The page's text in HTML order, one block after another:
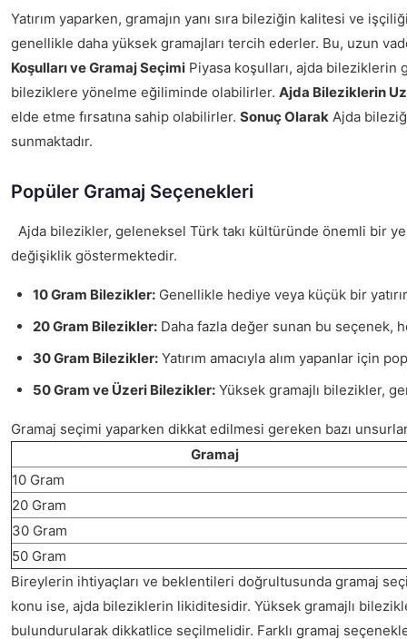
Yatırım yaparken, gramajın yanı sıra bileziğin kalitesi ve
genellikle daha yüksek gramajları tercih ederler. Bu, uzun
Koşulları ve Gramaj Seçimi Piyasa koşulları, ajda bileziklerin
bileziklere yönelme eğiliminde olabilirler. Ajda Bileziklerin
elde etme fırsatına sahip olabilirler. Sonuç Olarak Ajda
sunmaktadır.
Popüler Gramaj Seçenekleri
Ajda bilezikler, geleneksel Türk takı kültüründe önemli bir
değişiklik göstermektedir.
10 Gram Bilezikler: Genellikle hediye veya küçük bir
20 Gram Bilezikler: Daha fazla değer sunan bu seçenek,
30 Gram Bilezikler: Yatırım amacıyla alım yapanlar için
50 Gram ve Üzeri Bilezikler: Yüksek gramajlı bilezikler,
Gramaj seçimi yaparken dikkat edilmesi gereken bazı
Gramaj
10 Gram
20 Gram
30 Gram
50 Gram
Bireylerin ihtiyaçları ve beklentileri doğrultusunda gramaj
konu ise, ajda bileziklerin likiditesidir. Yüksek gramajlı
bulundurularak dikkatlice seçilmelidir. Farklı gramaj